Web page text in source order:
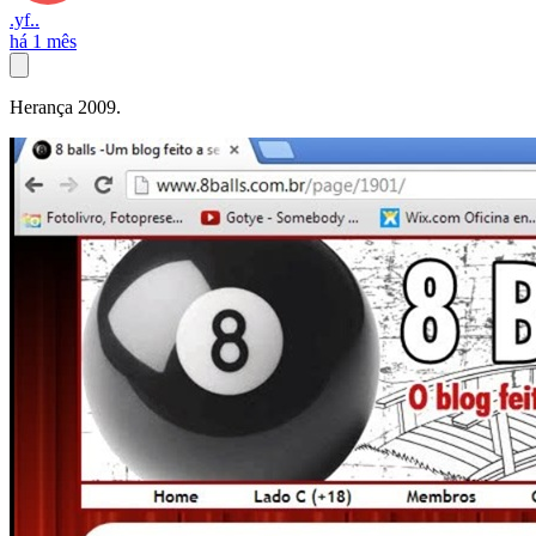
.yf..
há 1 mês
Herança 2009.